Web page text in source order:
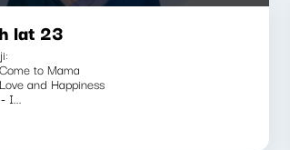
lat 23
to Mama
and Happiness
I...